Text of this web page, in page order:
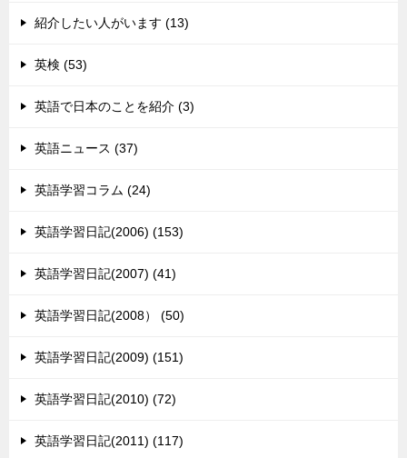
紹介したい人がいます (13)
英検 (53)
英語で日本のことを紹介 (3)
英語ニュース (37)
英語学習コラム (24)
英語学習日記(2006) (153)
英語学習日記(2007) (41)
英語学習日記(2008） (50)
英語学習日記(2009) (151)
英語学習日記(2010) (72)
英語学習日記(2011) (117)